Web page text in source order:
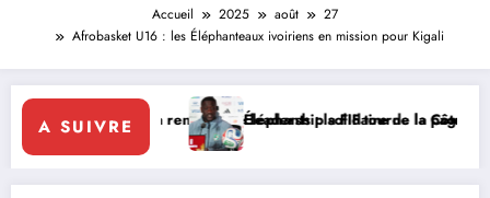
Accueil 2025 août
27
Afrobasket U16 : les Éléphanteaux ivoiriens en mission pour Kigali
A SUIVRE
le leadership solidaire de la Côte d’Ivoire en Afrique
Éléphants : la FIF tourne la page Emerse Faé